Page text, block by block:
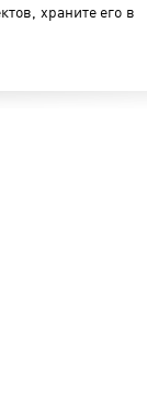
храните его в